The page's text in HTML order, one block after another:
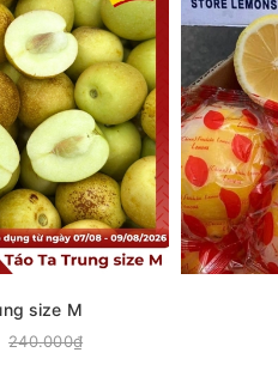
size M
240.000₫